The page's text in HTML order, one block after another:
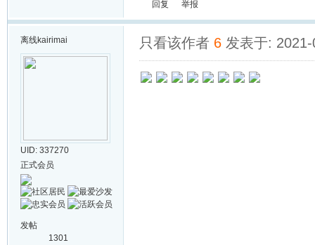
回复 举报
离线kairimai
UID: 337270
正式会员
发帖
1301
只看该作者 6 发表于: